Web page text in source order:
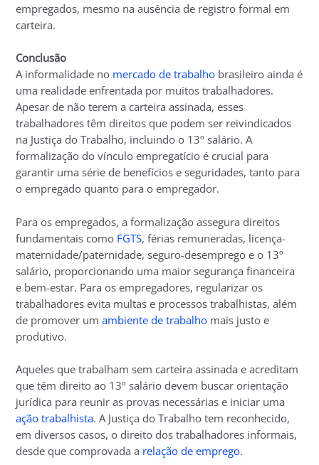
empregados, mesmo na ausência de registro formal em
carteira.
Conclusão
A informalidade no mercado de trabalho brasileiro ainda é
uma realidade enfrentada por muitos trabalhadores.
Apesar de não terem a carteira assinada, esses
trabalhadores têm direitos que podem ser reivindicados
na Justiça do Trabalho, incluindo o 13º salário. A
formalização do vínculo empregatício é crucial para
garantir uma série de benefícios e seguridades, tanto para
o empregado quanto para o empregador.
Para os empregados, a formalização assegura direitos
fundamentais como FGTS, férias remuneradas, licença-
maternidade/paternidade, seguro-desemprego e o 13º
salário, proporcionando uma maior segurança financeira
e bem-estar. Para os empregadores, regularizar os
trabalhadores evita multas e processos trabalhistas, além
de promover umambiente de trabalho mais justo e
produtivo.
Aqueles que trabalham sem carteira assinada e acreditam
que têm direito ao 13º salário devem buscar orientação
jurídica para reunir as provas necessárias e iniciar uma
ação trabalhista. A Justiça do Trabalho tem reconhecido,
em diversos casos, o direito dos trabalhadores informais,
desde que comprovada a relação de emprego.